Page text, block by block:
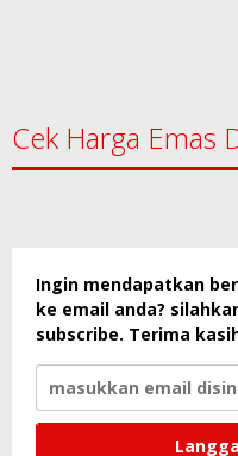
Cek Harga Emas
Ingin mendapatkan
ke email anda?
subscribe. Terima